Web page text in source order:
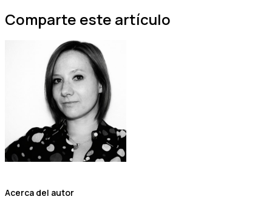
Comparte este artículo
Acerca del autor